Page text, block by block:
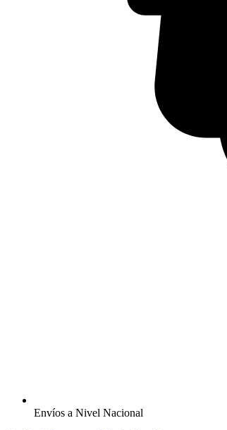
Envíos a Nivel Nacional